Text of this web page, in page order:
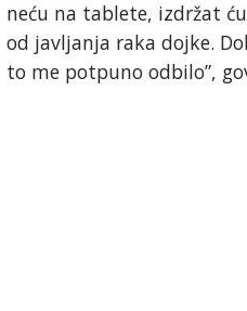
neću na tablete, izdržat
od javljanja raka dojke.
to me potpuno odbilo”,